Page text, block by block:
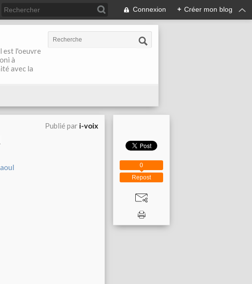
Connexion + Créer mon blog
est l'oeuvre
à
avec la
Publié par i-voix
Repost
0